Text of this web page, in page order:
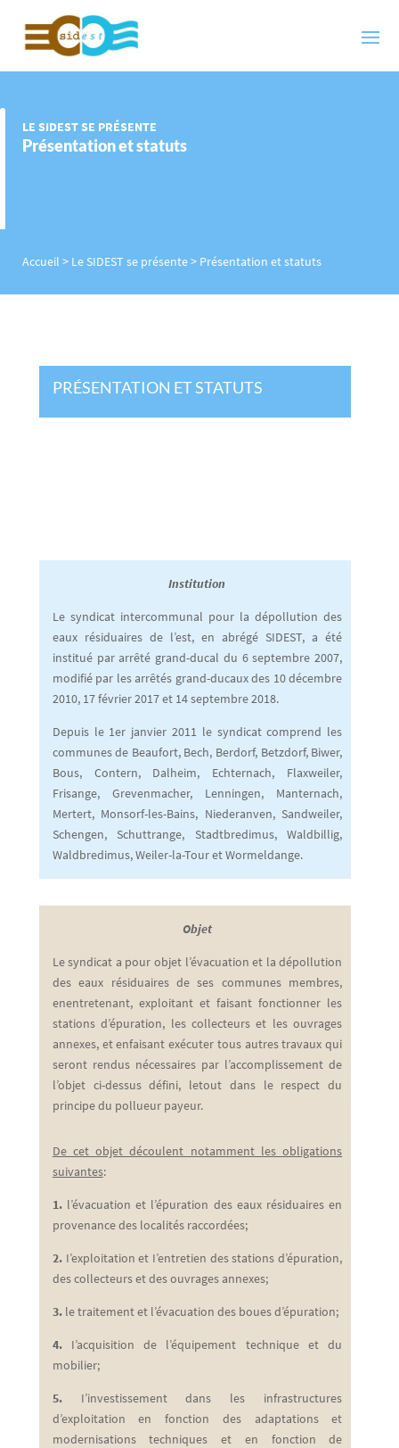
LE SIDEST SE PRÉSENTE
Présentation et statuts
Accueil > Le SIDEST se présente> Présentation et statuts
PRÉSENTATION ET STATUTS
Institution
Le syndicat intercommunal pour la dépollution des
eaux résiduaires de l’est, en abrégé SIDEST, a été
institué par arrêté grand-ducal du 6 septembre 2007,
modifié par les arrêtés grand-ducaux des 10 décembre
2010, 17 février 2017 et 14 septembre 2018.
Depuis le 1er janvier 2011 le syndicat comprend les
communes de Beaufort, Bech, Berdorf, Betzdorf, Biwer,
Bous, Contern, Dalheim, Echternach, Flaxweiler,
Frisange, Grevenmacher, Lenningen, Manternach,
Mertert, Monsorf-les-Bains, Niederanven, Sandweiler,
Schengen, Schuttrange, Stadtbredimus, Waldbillig,
Waldbredimus, Weiler-la-Tour et Wormeldange.
Objet
Le syndicat a pour objet l’évacuation et la dépollution
des eaux résiduaires de ses communes membres,
enentretenant, exploitant et faisant fonctionner les
stations d’épuration, les collecteurs et les ouvrages
annexes, et enfaisant exécuter tous autres travaux qui
seront rendus nécessaires par l’accomplissement de
l’objet ci-dessus défini, letout dans le respect du
principe du pollueur payeur.
De cet objet découlent notamment les obligations
suivantes:
1.l’évacuation et l’épuration des eaux résiduaires en
provenance des localités raccordées;
2.I’exploitation et I’entretien des stations d’épuration,
des collecteurs et des ouvrages annexes;
3.le traitement et l’évacuation des boues d’épuration;
4.I’acquisition de l’équipement technique et du
mobilier;
5.I’investissement dans les infrastructures
d’exploitation en fonction des adaptations et
modernisations techniqueset en fonction de